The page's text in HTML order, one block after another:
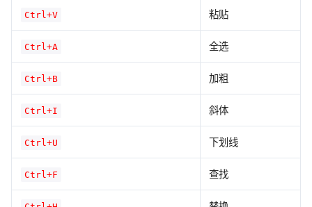
Ctrl+V 粘贴
Ctrl+A 全选
Ctrl+B 加粗
Ctrl+I 斜体
Ctrl+U 下划线
Ctrl+F 查找